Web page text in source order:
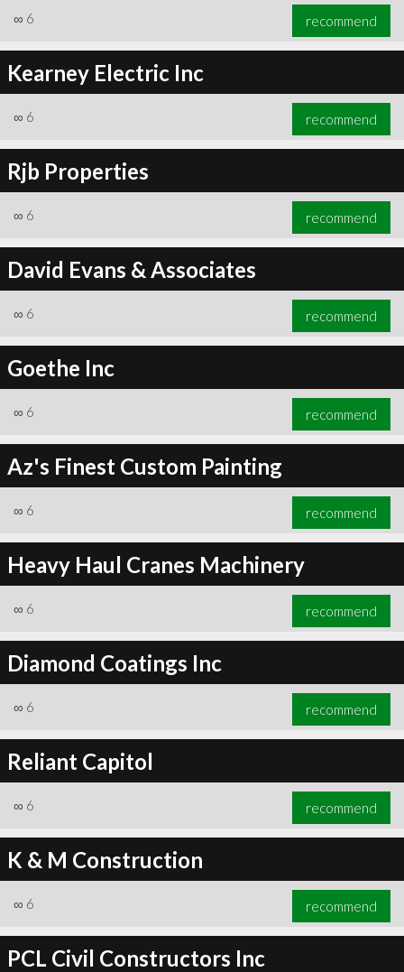
∞ 6 recommend
Kearney Electric Inc
∞ 6 recommend
Rjb Properties
∞ 6 recommend
David Evans & Associates
∞ 6 recommend
Goethe Inc
∞ 6 recommend
Az's Finest Custom Painting
∞ 6 recommend
Heavy Haul Cranes Machinery
∞ 6 recommend
Diamond Coatings Inc
∞ 6 recommend
Reliant Capitol
∞ 6 recommend
K & M Construction
∞ 6 recommend
PCL Civil Constructors Inc